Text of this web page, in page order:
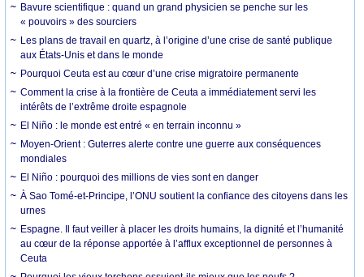
Bavure scientifique : quand un grand physicien se penche sur les
« pouvoirs » des sourciers
Les plans de travail en quartz, à l’origine d’une crise de santé publique
aux États-Unis et dans le monde
Pourquoi Ceuta est au cœur d’une crise migratoire permanente
Comment la crise à la frontière de Ceuta a immédiatement servi les
intérêts de l’extrême droite espagnole
El Niño : le monde est entré « en terrain inconnu »
Moyen-Orient : Guterres alerte contre une guerre aux conséquences
mondiales
El Niño : pourquoi des millions de vies sont en danger
À Sao Tomé-et-Principe, l’ONU soutient la confiance des citoyens dans les
urnes
Espagne. Il faut veiller à placer les droits humains, la dignité et l’humanité
au cœur de la réponse apportée à l’afflux exceptionnel de personnes à
Ceuta